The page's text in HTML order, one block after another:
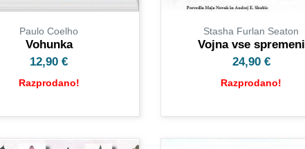
Paulo Coelho
Vohunka
12,90€
Razprodano!
Stasha Furlan Seaton
Vojna vse spremeni
24,90 €
Razprodano!